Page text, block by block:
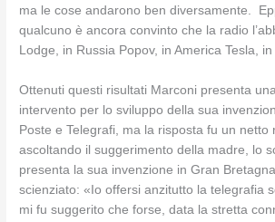
ma le cose andarono ben diversamente.
qualcuno è ancora convinto che la radio
Lodge, in Russia Popov, in America Tesla,
Ottenuti questi risultati Marconi presenta
intervento per lo sviluppo della sua
Poste e Telegrafi, ma la risposta fu un netto
ascoltando il suggerimento della madre, lo
presenta la sua invenzione in Gran
scienziato: «Io offersi anzitutto la telegrafia
mi fu suggerito che forse, data la stretta